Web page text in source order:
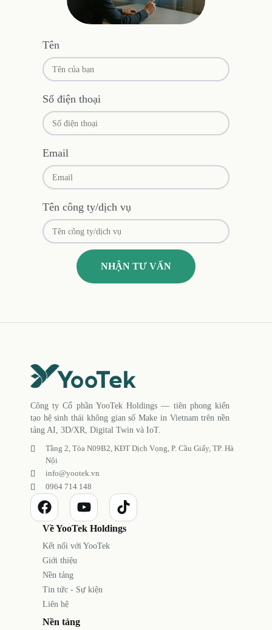
Tên
Số điện thoại
Email
Tên công ty/dịch vụ
NHẬN TƯ VẤN
Công ty Cổ phần YooTek Holdings — tiên phong kiến
tạo hệ sinh thái không gian số Make in Vietnam trên nền
tảng AI, 3D/XR, Digital Twin và IoT.
Tầng 2, Tòa N09B2, KĐT Dịch Vọng, P. Cầu Giấy, TP. Hà
Nội
info@yootek.vn
0964 714 148
Về YooTek Holdings
Kết nối với YooTek
Giới thiệu
Nền tảng
Tin tức - Sự kiện
Liên hệ
Nền tảng